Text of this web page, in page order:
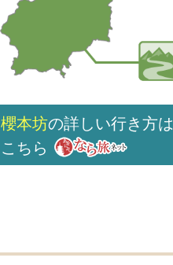
櫻本坊の詳しい行き方は
こちら